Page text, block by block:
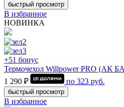
быстрый просмотр
В избранное
НОВИНКА
+51 бонус
Термочехол Willpower PRO (АК
1 290 ₽
по 323 руб.
быстрый просмотр
В избранное